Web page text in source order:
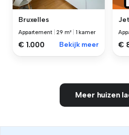
Bruxelles
Appartement 29 m² 1 kamer
€ 1.000 Bekijk meer €
Meer huizen